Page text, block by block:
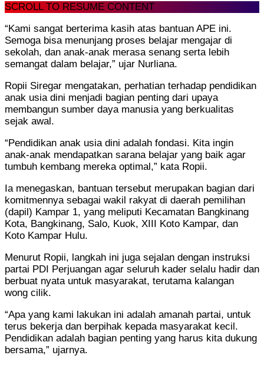
SCROLL TO RESUME CONTENT
“Kami sangat berterima kasih atas bantuan APE ini.
Semoga bisa menunjang proses belajar mengajar di
sekolah, dan anak-anak merasa senang serta lebih
semangat dalam belajar,” ujar Nurliana.
Ropii Siregar mengatakan, perhatian terhadap pendidikan
anak usia dini menjadi bagian penting dari upaya
membangun sumber daya manusia yang berkualitas
sejak awal.
“Pendidikan anak usia dini adalah fondasi. Kita ingin
anak-anak mendapatkan sarana belajar yang baik agar
tumbuh kembang mereka optimal,” kata Ropii.
Ia menegaskan, bantuan tersebut merupakan bagian dari
komitmennya sebagai wakil rakyat di daerah pemilihan
(dapil) Kampar 1, yang meliputi Kecamatan Bangkinang
Kota, Bangkinang, Salo, Kuok, XIII Koto Kampar, dan
Koto Kampar Hulu.
Menurut Ropii, langkah ini juga sejalan dengan instruksi
partai PDI Perjuangan agar seluruh kader selalu hadir dan
berbuat nyata untuk masyarakat, terutama kalangan
wong cilik.
“Apa yang kami lakukan ini adalah amanah partai, untuk
terus bekerja dan berpihak kepada masyarakat kecil.
Pendidikan adalah bagian penting yang harus kita dukung
bersama,” ujarnya.